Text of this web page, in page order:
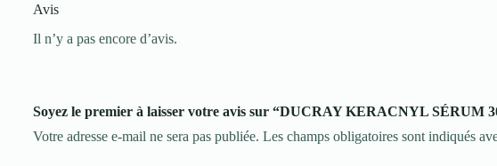
Avis
Il n’y a pas encore d’avis.
Soyez le premier à laisser votre avis sur “DUCRAY KERACNYL SÉRUM
Votre adresse e-mail ne sera pas publiée. Les champs obligatoires sont indiqués